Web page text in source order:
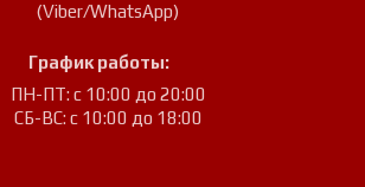
(Viber/WhatsApp)
График работы:
ПН-ПТ: с 10:00 до 20:00
СБ-ВС: с 10:00 до 18:00